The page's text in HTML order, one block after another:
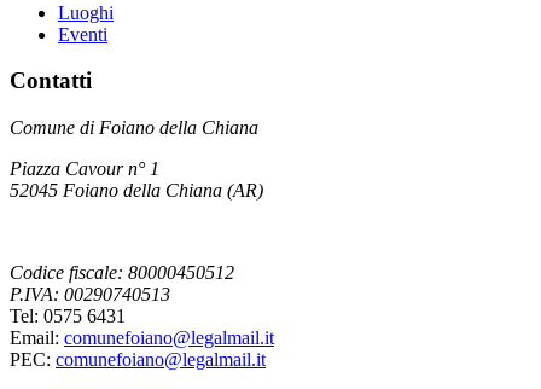
Luoghi
Eventi
Contatti
Comune di Foiano della Chiana
Piazza Cavour n° 1
52045 Foiano della Chiana (AR)
Codice fiscale: 80000450512
P.IVA: 00290740513
Tel: 0575 6431
Email: comunefoiano@legalmail.it
PEC: comunefoiano@legalmail.it